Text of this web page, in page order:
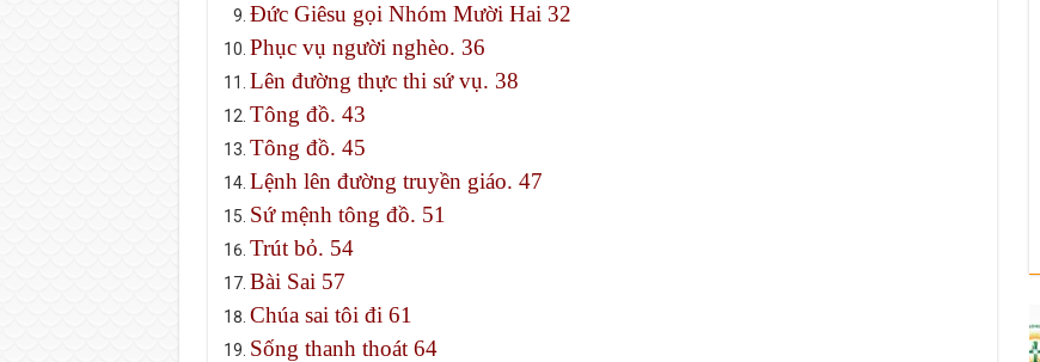
Đức Giêsu gọi Nhóm Mười Hai 32
Phục vụ người nghèo. 36
Lên đường thực thi sứ vụ. 38
Tông đồ. 43
Tông đồ. 45
Lệnh lên đường truyền giáo. 47
Sứ mệnh tông đồ. 51
Trút bỏ. 54
Bài Sai 57
Chúa sai tôi đi 61
Sống thanh thoát 64